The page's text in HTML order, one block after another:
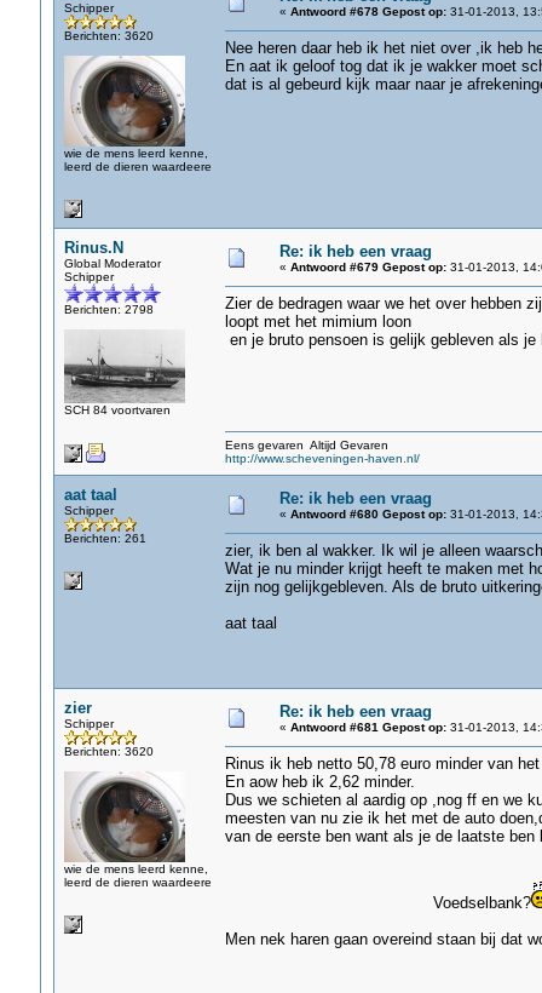
Schipper
Berichten: 3620
wie de mens leerd kenne,
leerd de dieren waardeere
« Antwoord #678 Gepost op:31-01-2013,
Nee heren daar heb ik het niet over ,ik heb
En aat ik geloof tog dat ik je wakker moet
dat is al gebeurd kijk maar naar je
Rinus.N
Global Moderator
Schipper
Berichten: 2798
SCH 84 voortvaren
Re: ik heb een vraag
« Antwoord #679 Gepost op:31-01-2013,
Zier de bedragen waar we het over hebben
loopt met het mimium loon
en je bruto pensoen is gelijk gebleven als
Eens gevaren Altijd Gevaren
http://www.scheveningen-haven.nl/
aat taal
Schipper
Berichten: 261
Re: ik heb een vraag
« Antwoord #680 Gepost op:31-01-2013,
zier, ik ben al wakker. Ik wil je alleen
Wat je nu minder krijgt heeft te maken met
zijn nog gelijkgebleven. Als de bruto
aat taal
zier
Schipper
Berichten: 3620
wie de mens leerd kenne,
leerd de dieren waardeere
Re: ik heb een vraag
« Antwoord #681 Gepost op:31-01-2013,
Rinus ik heb netto 50,78 euro minder van
En aow heb ik 2,62 minder.
Dus we schieten al aardig op ,nog ff en we
meesten van nu zie ik het met de auto
van de eerste ben want als je de laatste ben
Voedselbank?
Men nek haren gaan overeind staan bij dat